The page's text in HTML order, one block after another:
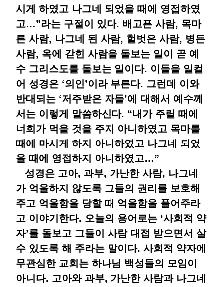
시게 하였고 나그네 되었을 때에 영접하였
고…”라는 구절이 있다. 배고픈 사람, 목마
른 사람, 나그네 된 사람, 헐벗은 사람, 병든
사람, 옥에 갇힌 사람을 돌보는 일이 곧 예
수 그리스도를 돌보는 일이다. 이들을 일컬
어 성경은 ‘의인’이라 부른다. 그런데 이와
반대되는 ‘저주받은 자들’에 대해서 예수께
서는 이렇게 말씀하신다. “내가 주릴 때에
너희가 먹을 것을 주지 아니하였고 목마를
때에 마시게 하지 아니하였고 나그네 되었
을 때에 영접하지 아니하였고…”
성경은 고아, 과부, 가난한 사람, 나그네
가 억울하지 않도록 그들의 권리를 보호해
주고 억울함을 당할 때 억울함을 풀어주라
고 이야기한다. 오늘의 용어로는 ‘사회적 약
자’를 돌보고 그들이 사람 대접 받으면서 살
수 있도록 해 주라는 말이다. 사회적 약자에
무관심한 교회는 하나님 백성들의 모임이
아니다. 고아와 과부, 가난한 사람과 나그네